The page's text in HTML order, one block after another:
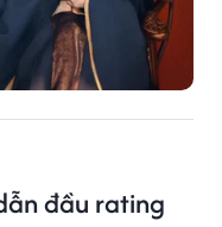
đầu rating